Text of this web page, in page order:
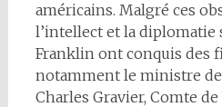
américains. Malgré ces
l’intellect et la diplomatie
Franklin ont conquis des
notamment le ministre
Charles Gravier, Comte